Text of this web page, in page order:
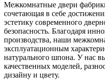
Межкомнатные двери
сочетающая в себе
эстетику современного
безопасность. Благодаря
производства, наши
эксплуатационным
натурального шпона. У нас
качественных моделей,
дизайну и цвету.